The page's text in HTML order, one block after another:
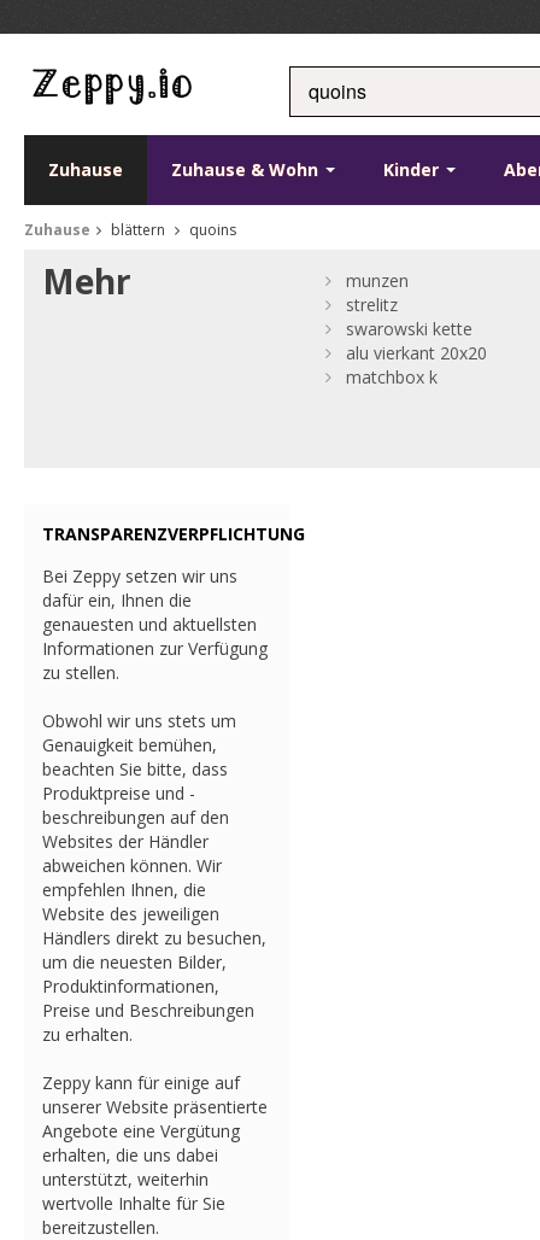
Zuhause Zuhause & Wohn Kinder
Zuhause blättern quoins
Mehr
munzen
strelitz
swarowski kette
alu vierkant 20x20
matchbox k
TRANSPARENZVERPFLICHTUNG
Bei Zeppy setzen wir uns
dafür ein, Ihnen die
genauesten und aktuellsten
Informationen zur Verfügung
zu stellen.
Obwohl wir uns stets um
Genauigkeit bemühen,
beachten Sie bitte, dass
Produktpreise und -
beschreibungen auf den
Websites der Händler
abweichen können. Wir
empfehlen Ihnen, die
Website des jeweiligen
Händlers direkt zu besuchen,
um die neuesten Bilder,
Produktinformationen,
Preise und Beschreibungen
zu erhalten.
Zeppy kann für einige auf
unserer Website präsentierte
Angebote eine Vergütung
erhalten, die uns dabei
unterstützt, weiterhin
wertvolle Inhalte für Sie
bereitzustellen.